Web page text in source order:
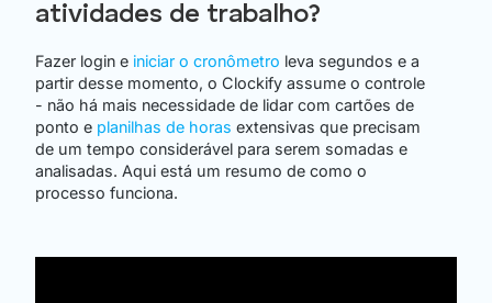
atividades de trabalho?
Fazer login e iniciar o cronômetro leva segundos e a
partir desse momento, o Clockify assume o controle
- não há mais necessidade de lidar com cartões de
ponto e planilhas de horas extensivas que precisam
de um tempo considerável para serem somadas e
analisadas. Aqui está um resumo de como o
processo funciona.